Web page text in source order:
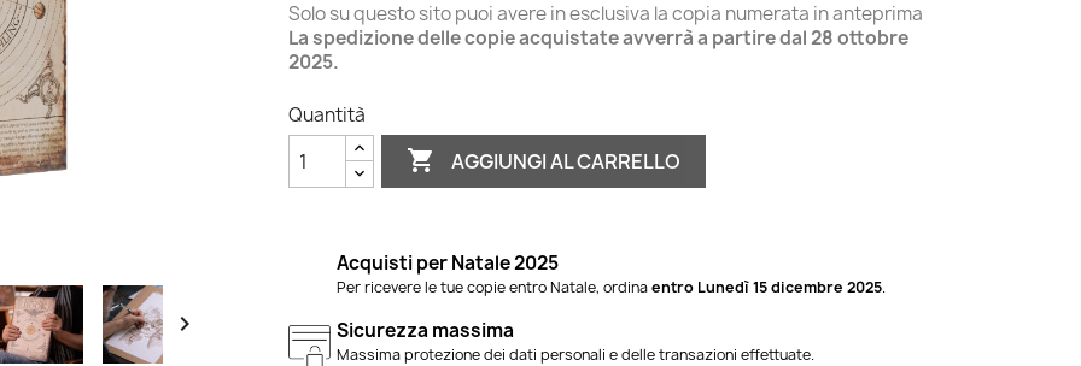

Solo su questo sito puoi avere in esclusiva la copia numerata in anteprima
La spedizione delle copie acquistate avverrà a partire dal 28 ottobre
2025.
Quantità
 AGGIUNGI AL CARRELLO
Acquisti per Natale 2025
Per ricevere le tue copie entro Natale, ordinaentro Lunedì 15 dicembre 2025.
Sicurezza massima
Massima protezione dei dati personali e delle transazioni effettuate.